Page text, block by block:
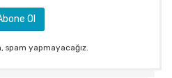
spam yapmayacağız.